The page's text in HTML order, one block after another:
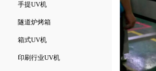
手提UV机
隧道炉烤箱
箱式UV机
印刷行业UV机